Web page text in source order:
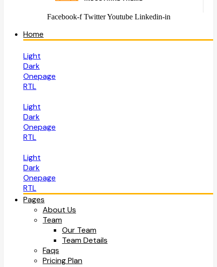
Facebook-f Twitter Youtube Linkedin-in
Home
Light
Dark
Onepage
RTL
Light
Dark
Onepage
RTL
Light
Dark
Onepage
RTL
Pages
About Us
Team
Our Team
Team Details
Faqs
Pricing Plan